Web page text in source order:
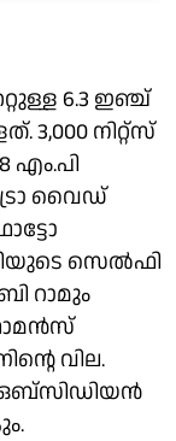
6.3 ഇഞ്ച്
നിറ്റ്‌സ്
എം.പി
വൈഡ്
സെല്‍ഫി
റാമും
വില.
ഒബ്‌സിഡിയന്‍